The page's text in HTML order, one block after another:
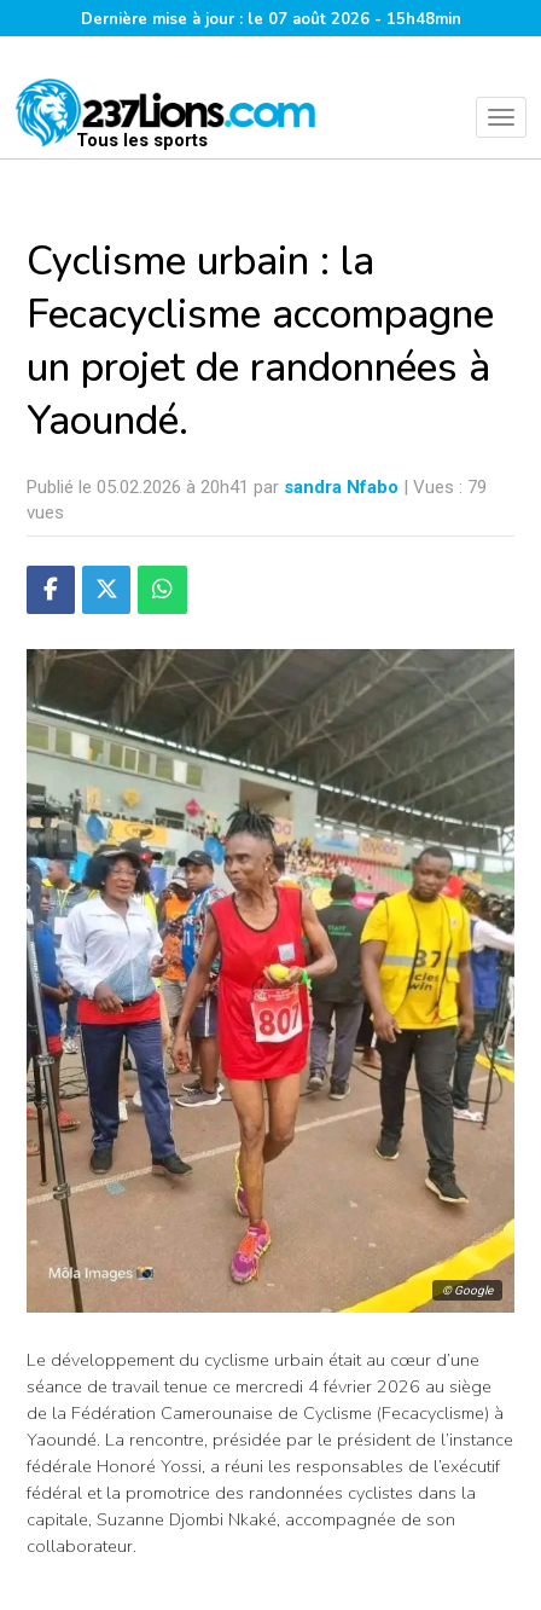
Dernière mise à jour : le 07 août 2026 - 15h48min
Tous les sports
Cyclisme urbain : la
Fecacyclisme accompagne
un projet de randonnées à
Yaoundé.
Publié le 05.02.2026 à 20h41 par sandra Nfabo | Vues : 79
vues
© Google
Le développement du cyclisme urbain était au cœur d’une
séance de travail tenue ce mercredi 4 février 2026 au siège
de la Fédération Camerounaise de Cyclisme (Fecacyclisme) à
Yaoundé. La rencontre, présidée par le président de l’instance
fédérale Honoré Yossi, a réuni les responsables de l’exécutif
fédéral et la promotrice des randonnées cyclistes dans la
capitale, Suzanne Djombi Nkaké, accompagnée de son
collaborateur.